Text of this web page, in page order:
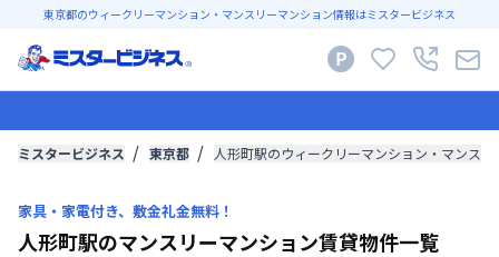
東京都のウィークリーマンション・マンスリーマンション情報はミスタービジネス
ミスタービジネス 東京都 人形町駅のウィークリーマンション・マンス
家具・家電付き、敷金礼金無料！
人形町駅のマンスリーマンション賃貸物件一覧